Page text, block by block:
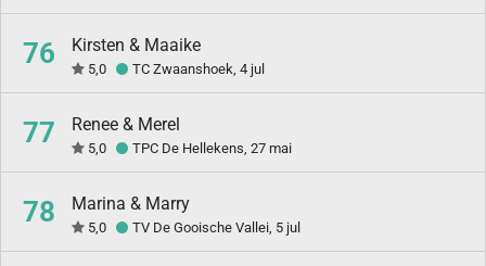
76 Kirsten & Maaike
5,0 TC Zwaanshoek, 4 jul
77 Renee & Merel
5,0 TPC De Hellekens, 27 mai
78 Marina & Marry
5,0 TV De Gooische Vallei, 5 jul